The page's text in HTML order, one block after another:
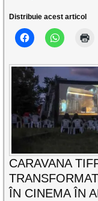
Distribuie acest articol
CARAVANA
ÎN CINEMA ÎN